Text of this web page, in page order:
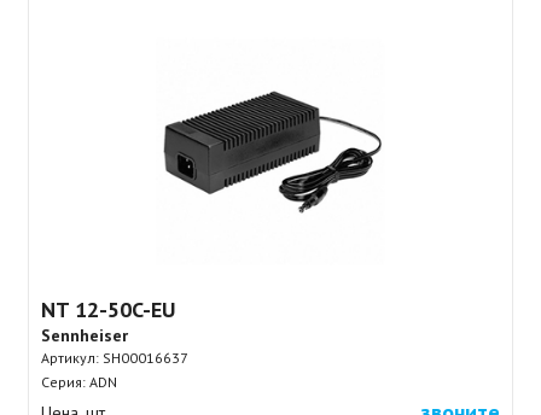
NT 12-50C-EU
Sennheiser
Артикул: SH00016637
Серия: ADN